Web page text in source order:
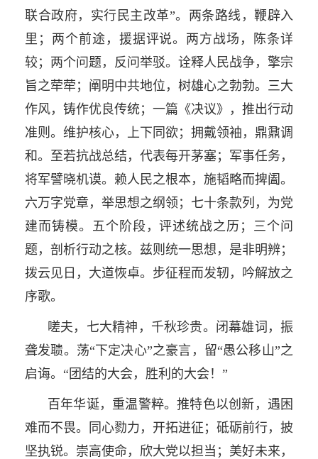
联合政府，实行民主改革”。两条路线，鞭辟入
里；两个前途，援据评说。两方战场，陈条详
较；两个问题，反问举驳。诠释人民战争，擎宗
旨之荦荦；阐明中共地位，树雄心之勃勃。三大
作风，铸作优良传统；一篇《决议》，推出行动
准则。维护核心，上下同欲；拥戴领袖，鼎鼐调
和。至若抗战总结，代表每开茅塞；军事任务，
将军譬晓机谟。赖人民之根本，施韬略而捭阖。
六万字党章，举思想之纲领；七十条款列，为党
建而铸模。五个阶段，评述统战之历；三个问
题，剖析行动之核。兹则统一思想，是非明辨；
拨云见日，大道恢卓。步征程而发轫，吟解放之
序歌。
嗟夫，七大精神，千秋珍贵。闭幕雄词，振
聋发聩。荡“下定决心”之豪言，留“愚公移山”之
启诲。“团结的大会，胜利的大会！”
百年华诞，重温警粹。推特色以创新，遇困
难而不畏。同心勠力，开拓进征；砥砺前行，披
坚执锐。崇高使命，欣大党以担当；美好未来，